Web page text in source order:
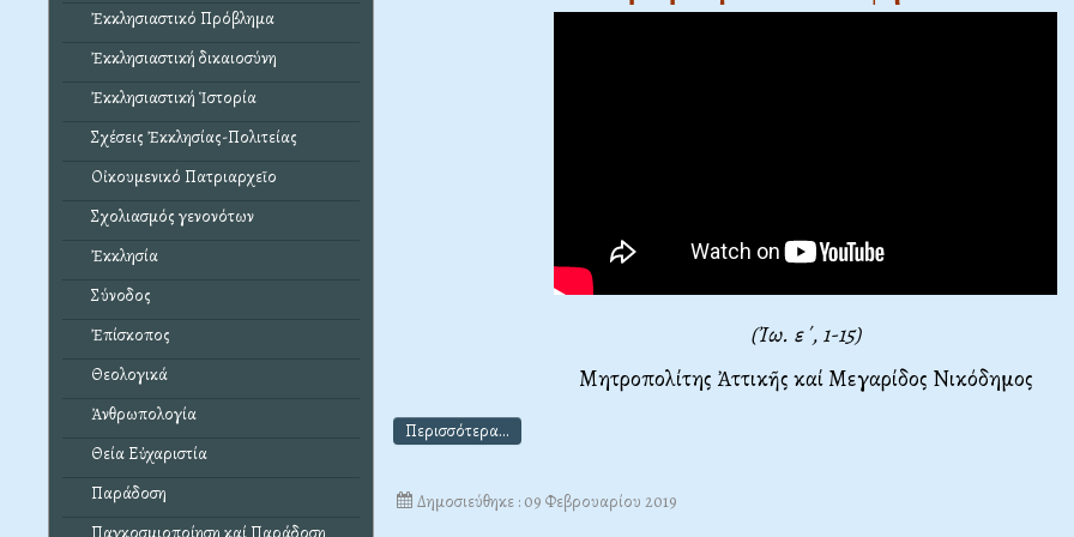
Ἐκκλησιαστικό Πρόβλημα
Ἐκκλησιαστική δικαιοσύνη
Ἐκκλησιαστική Ἱστορία
Σχέσεις Ἐκκλησίας-Πολιτείας
Οἰκουμενικό Πατριαρχεῖο
Σχολιασμός γενονότων
Ἐκκλησία
Σύνοδος
Ἐπίσκοπος
Θεολογικά
Ἀνθρωπολογία
Θεία Εὐχαριστία
Παράδοση
(Ἰω. ε΄, 1-15)
Μητροπολίτης Ἀττικῆς καί Μεγαρίδος Νικόδημος
Περισσότερα...
Δημοσιεύθηκε : 09 Φεβρουαρίου 2019